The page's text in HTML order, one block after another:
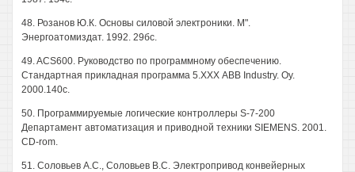
48. Розанов Ю.К. Основы силовой электроники. М".
Энергоатомиздат. 1992. 29бс.
49. ACS600. Руководство по программному обеспечению.
Стандартная прикладная программа 5.ХХХ ABB Industry. Oy.
2000.140с.
50. Программируемые логические контроллеры S-7-200
Департамент автоматизация и приводной техники SIEMENS. 2001.
CD-rom.
51. Соловьев A.C., Соловьев B.C. Электропривод конвейерных